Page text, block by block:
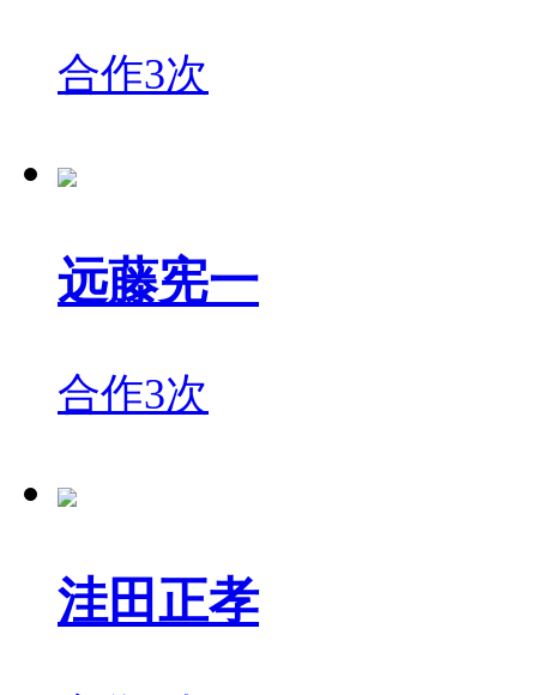
合作3次
远藤宪一
合作3次
洼田正孝